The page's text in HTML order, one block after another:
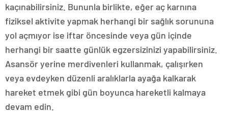
kaçınabilirsiniz. Bununla birlikte, eğer aç karnına
fiziksel aktivite yapmak herhangi bir sağlık sorununa
yol açmıyor ise iftar öncesinde veya gün içinde
herhangi bir saatte günlük egzersizinizi yapabilirsiniz.
Asansör yerine merdivenleri kullanmak, çalışırken
veya evdeyken düzenli aralıklarla ayağa kalkarak
hareket etmek gibi gün boyunca hareketli kalmaya
devam edin.